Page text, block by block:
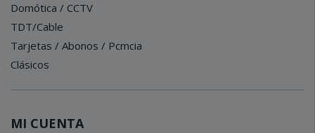
Domótica / CCTV
TDT/Cable
Tarjetas / Abonos / Pcmcia
Clásicos
MI CUENTA